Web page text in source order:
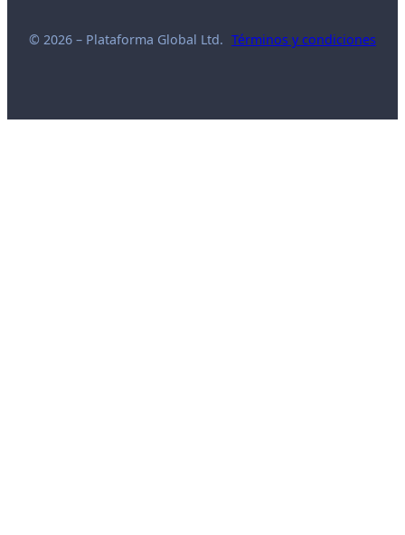
© 2026 – Plataforma Global Ltd. Términos y condiciones